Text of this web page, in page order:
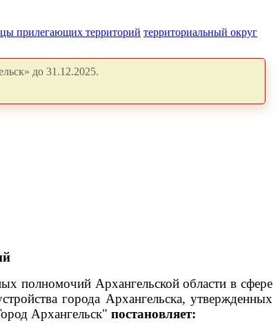
прилегающих территорий территориальный округ
до 31.12.2025.
полномочий Архангельской области в сфере
города Архангельска, утвержденных
Архангельск" постановляет: